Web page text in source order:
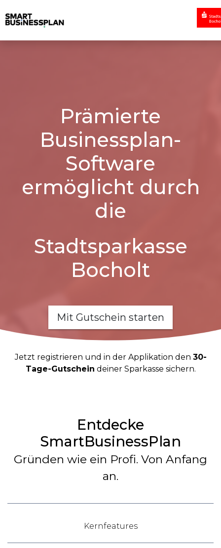
Prämierte
Businessplan-
Software
ermöglicht durch
die
Stadtsparkasse
Bocholt
Mit Gutschein starten
Jetzt registrieren und in der Applikation den 30-
Tage-Gutschein deiner Sparkasse sichern.
Entdecke
SmartBusinessPlan
Gründen wie ein Profi. Von Anfang
an.
Kernfeatures